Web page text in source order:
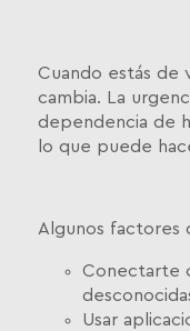
Cuando estás de
cambia. La
dependencia de
lo que puede
Algunos factores
Conectarte
Usar